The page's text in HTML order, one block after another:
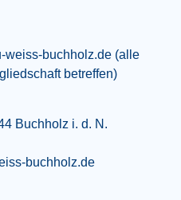
weiss-buchholz.de (alle
betreffen)
Buchholz i. d. N.
buchholz.de